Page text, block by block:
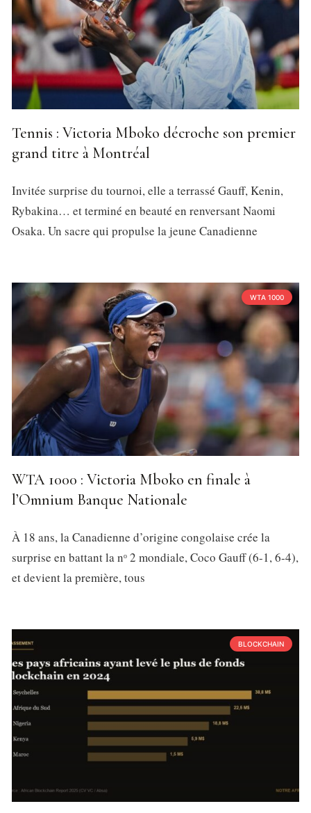
Tennis : Victoria Mboko décroche son premier
grand titre à Montréal
Invitée surprise du tournoi, elle a terrassé Gauff, Kenin,
Rybakina… et terminé en beauté en renversant Naomi
Osaka. Un sacre qui propulse la jeune Canadienne
WTA 1000
WTA 1000 : Victoria Mboko en finale à
l’Omnium Banque Nationale
À 18 ans, la Canadienne d’origine congolaise crée la
surprise en battant la nᵒ 2 mondiale, Coco Gauff (6-1, 6-4),
et devient la première, tous
BLOCKCHAIN